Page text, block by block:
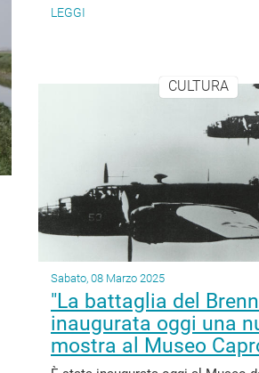
LEGGI
CULTURA
Sabato, 08 Marzo 2025
"La battaglia del
inaugurata oggi una
mostra al Museo